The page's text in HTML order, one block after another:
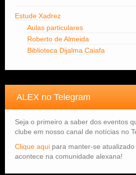
Estude Xadrez
Aulas particulares
Roberto de Almeida
Biblioteca Dijalma Caiafa
ALEX no Telegram
Seja o primeiro a saber dos eventos
clube em nosso canal de notícias no
Clique aqui para manter-se
acontece na comunidade alexana!